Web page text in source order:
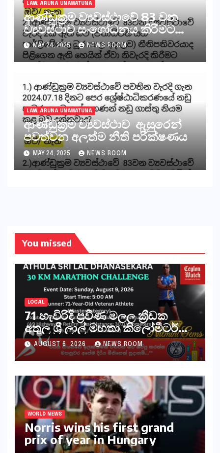
LAW. ARUNA UNAWATUNA
ආණ්ඩුක්‍රම ව්‍යවස්ථාවේ 83 වන
ව්‍යවස්ථාව සංශෝධනය කිරීමට
පනත් කෙටුම්පතක් ගැසට් කිරීම
ඇසුරෙන් පවත්වන නීති
පරීක්ෂණය
MAY 24, 2025 NEWS ROOM
LAW. ARUNA UNAWATUNA
ආණ්ඩුක්‍රම ව්‍යවස්ථාව ඇසුරෙන්
පවත්වන අලුත්ම නීති පරීක්ෂණය
MAY 24, 2025 NEWS ROOM
You missed
LOCAL
71 හැවිරිදි ප්‍රවීණ මලල ක්‍රීඩක
අතුල ශ්‍රී ලාල් මහතා කිලෝමීටර්
30ක විශේෂ මැරතන් ධාවන
අභියෝගයකට සැරසෙයි
AUGUST 6, 2026 NEWS ROOM
WORLD NEWS
Norris wins his first grand
prix of year in Hungary​​